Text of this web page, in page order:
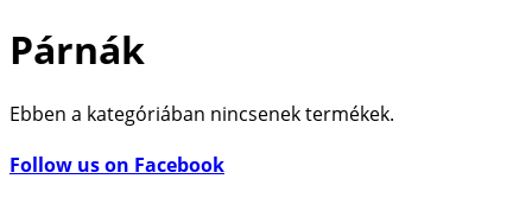
Párnák
Ebben a kategóriában nincsenek termékek.
Follow us on Facebook